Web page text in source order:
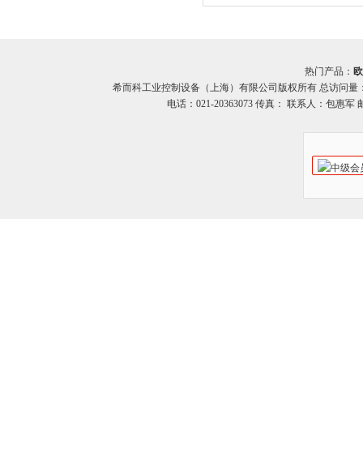
热门产品：
希而科工业控制设备（上海）有限公司版权所有 总访问量
电话：021-20363073 传真： 联系人：包惠军